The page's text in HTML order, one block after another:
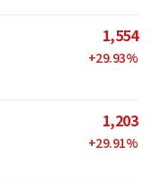
1,554
+29.93%
1,203
+29.91%